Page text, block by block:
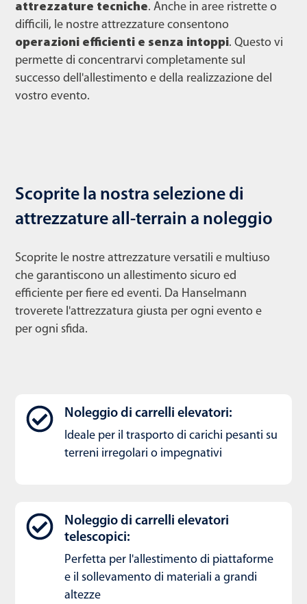
attrezzature tecniche. Anche in aree ristrette o
difficili, le nostre attrezzature consentono
operazioni efficienti e senza intoppi. Questo vi
permette di concentrarvi completamente sul
successo dell'allestimento e della realizzazione del
vostro evento.
Scoprite la nostra selezione di
attrezzature all-terrain a noleggio
Scoprite le nostre attrezzature versatili e multiuso
che garantiscono un allestimento sicuro ed
efficiente per fiere ed eventi. Da Hanselmann
troverete l'attrezzatura giusta per ogni evento e
per ogni sfida.
Noleggio di carrelli elevatori:
Ideale per il trasporto di carichi pesanti su
terreni irregolari o impegnativi
Noleggio di carrelli elevatori
telescopici:
Perfetta per l'allestimento di piattaforme
e il sollevamento di materiali a grandi
altezze